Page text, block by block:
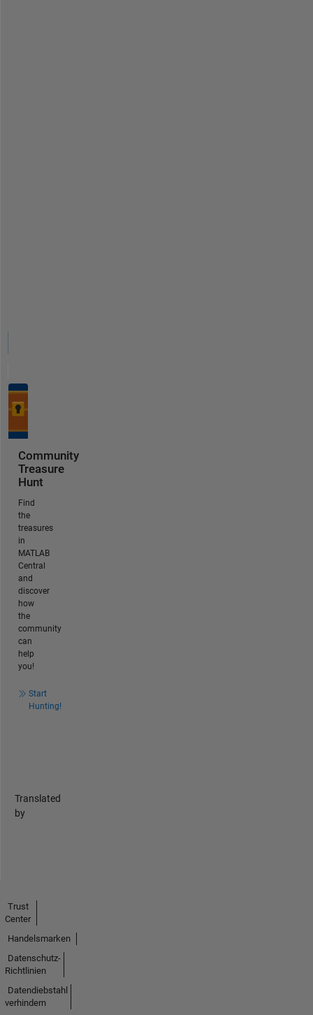
Community
Treasure
Hunt
Find
the
treasures
in
MATLAB
Central
and
discover
how
the
community
can
help
you!
Start
Hunting!
Translated
by
Trust
Center
Handelsmarken
Datenschutz-
Richtlinien
Datendiebstahl
verhindern